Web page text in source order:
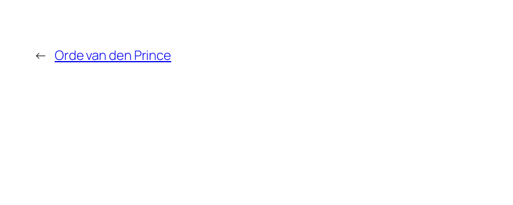
← Orde van den Prince